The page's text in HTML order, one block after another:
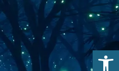
Skip
content
פתח סרגל נגישות